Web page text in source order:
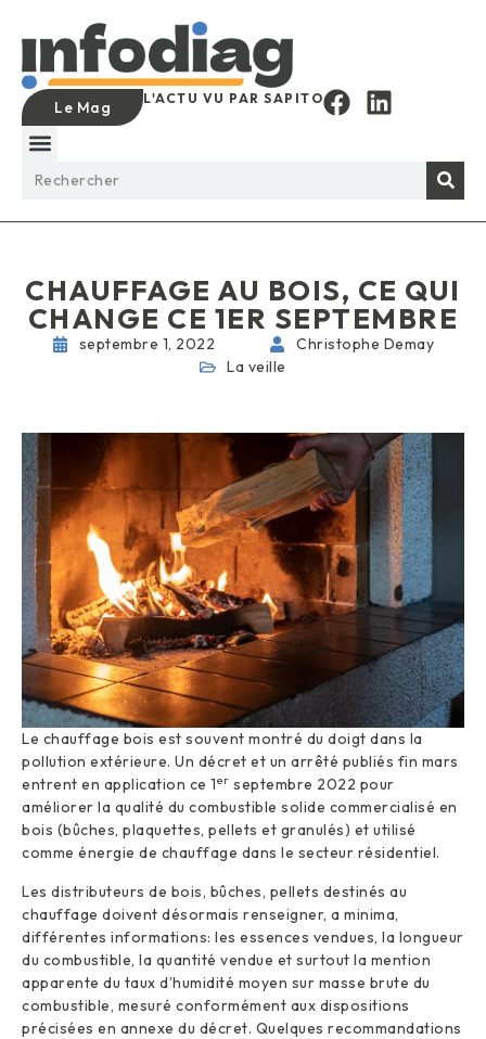
Le Mag L'ACTU VU PAR SAPITO
CHAUFFAGE AU BOIS, CE QUI
CHANGE CE 1ER SEPTEMBRE
septembre 1, 2022
Christophe Demay
La veille
Le chauffage bois est souvent montré du doigt dans la
pollution extérieure. Un décret et un arrêté publiés fin mars
entrent en application ce 1er septembre 2022 pour
améliorer la qualité du combustible solide commercialisé en
bois (bûches, plaquettes, pellets et granulés) et utilisé
comme énergie de chauffage dans le secteur résidentiel.
Les distributeurs de bois, bûches, pellets destinés au
chauffage doivent désormais renseigner, a minima,
différentes informations: les essences vendues, la longueur
du combustible, la quantité vendue et surtout la mention
apparente du taux d’humidité moyen sur masse brute du
combustible, mesuré conformément aux dispositions
précisées en annexe du décret. Quelques recommandations